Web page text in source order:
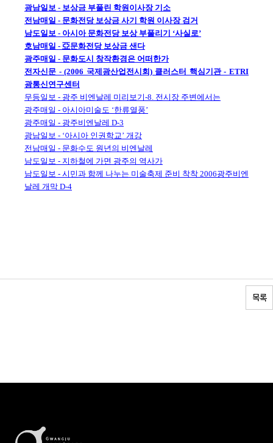
광남일보 - 보상금 부풀린 학원이사장 기소
전남매일 - 문화전당 보상금 사기 학원 이사장 검거
남도일보 - 아시아 문화전당 보상 부풀리기 ‘사실로’
호남매일 - 亞문화전당 보상금 샌다
광주매일 - 문화도시 창작환경은 어떠한가
전자신문 - (2006 국제광산업전시회) 클러스터 핵심기관 - ETRI
광통신연구센터
무등일보 - 광주 비엔날레 미리보기-8. 전시장 주변에서는
광주매일 - 아시아미술도 ‘한류열풍’
광주매일 - 광주비엔날레 D-3
광남일보 - ‘아시아 인권학교’ 개강
전남매일 - 문화수도 원년의 비엔날레
남도일보 - 지하철에 가면 광주의 역사가
남도일보 - 시민과 함께 나누는 미술축제 준비 착착 2006광주비엔
날레 개막 D-4
목록